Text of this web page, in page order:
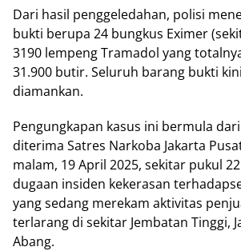
Dari hasil penggeledahan, polisi
bukti berupa 24 bungkus Eximer
3190 lempeng Tramadol yang
31.900 butir. Seluruh barang bukti
diamankan.
Pengungkapan kasus ini bermula
diterima Satres Narkoba Jakarta
malam, 19 April 2025, sekitar pukul
dugaan insiden kekerasan
yang sedang merekam aktivitas
terlarang di sekitar Jembatan Tinggi,
Abang.